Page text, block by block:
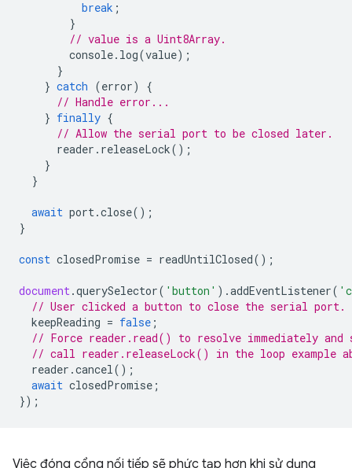
break ;
}
// value is a Uint8Array.
console. log(value);
}
} catch (error)
{
// Handle error...
} finally {
// Allow the serial port to be closed later.
reader . releaseLock();
}
}
await port.close();
}
const closedPromise = readUntilClosed();
document.querySelector( 'button' ).addEventListener(
// User clicked a button to close the serial port.
keepReading = false ;
// Force reader.read() to resolve immediately and
// call reader.releaseLock() in the loop example
reader .cancel();
await closedPromise ;
});
Việc đóng cổng nối tiếp sẽ phức tạp hơn khi sử dụng